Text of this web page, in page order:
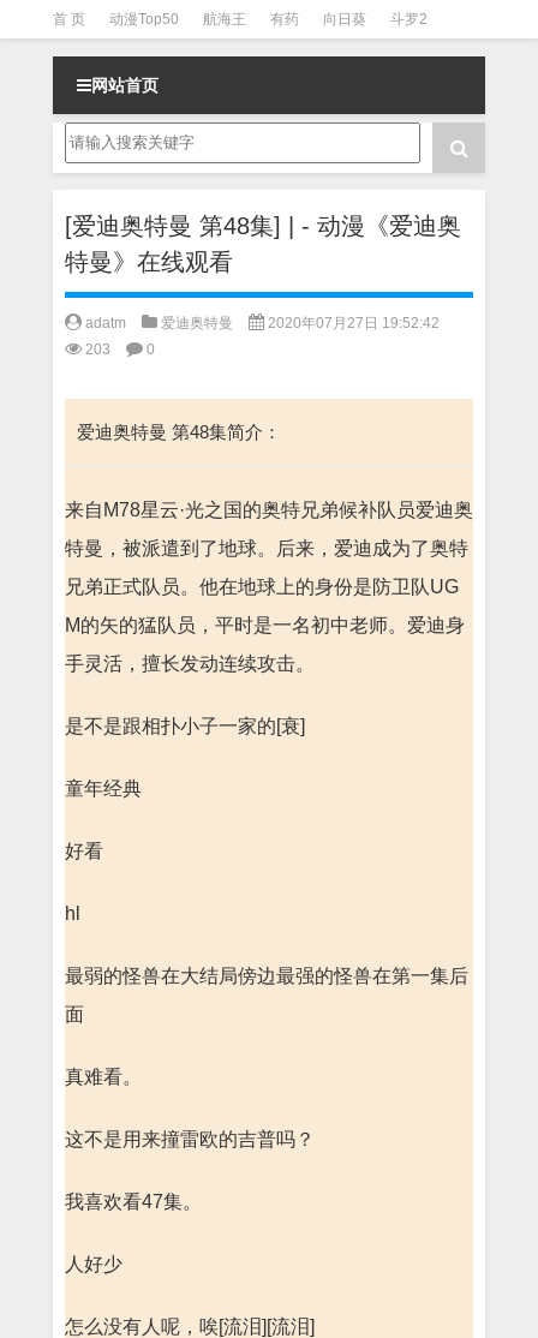
首 页 动漫Top50 航海王 有药 向日葵 斗罗2
斗罗3 火影 一拳超人 柯南 阴阳师 节目清单
网站首页
[爱迪奥特曼 第48集] | - 动漫《爱迪奥
特曼》在线观看
adatm 爱迪奥特曼
2020年07月27日 19:52:42
203
0
爱迪奥特曼 第48集简介：
来自M78星云·光之国的奥特兄弟候补队员爱迪奥
特曼，被派遣到了地球。后来，爱迪成为了奥特
兄弟正式队员。他在地球上的身份是防卫队UG
M的矢的猛队员，平时是一名初中老师。爱迪身
手灵活，擅长发动连续攻击。
是不是跟相扑小子一家的[衰]
童年经典
好看
hl
最弱的怪兽在大结局傍边最强的怪兽在第一集后
面
真难看。
这不是用来撞雷欧的吉普吗？
我喜欢看47集。
人好少
怎么没有人呢，唉[流泪][流泪]